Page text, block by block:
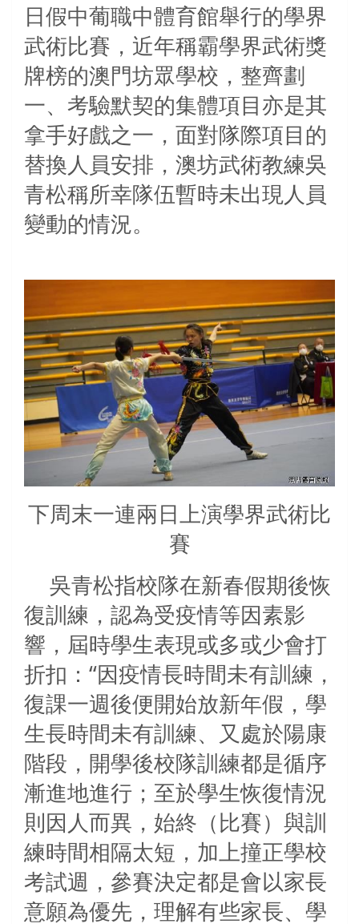
日假中葡職中體育館舉行的學界
武術比賽，近年稱霸學界武術獎
牌榜的澳門坊眾學校，整齊劃
一、考驗默契的集體項目亦是其
拿手好戲之一，面對隊際項目的
替換人員安排，澳坊武術教練吳
青松稱所幸隊伍暫時未出現人員
變動的情況。
下周末一連兩日上演學界武術比
賽
吳青松指校隊在新春假期後恢
復訓練，認為受疫情等因素影
響，屆時學生表現或多或少會打
折扣：“因疫情長時間未有訓練，
復課一週後便開始放新年假，學
生長時間未有訓練、又處於陽康
階段，開學後校隊訓練都是循序
漸進地進行；至於學生恢復情況
則因人而異，始終（比賽）與訓
練時間相隔太短，加上撞正學校
考試週，參賽決定都是會以家長
意願為優先，理解有些家長、學